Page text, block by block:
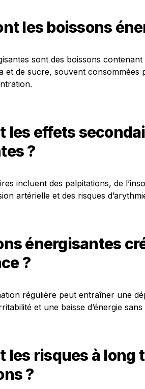
les boissons
sont des boissons
et de sucre, souvent
les effets
?
incluent des palpitations, de
artérielle et des risques
énergisantes
?
régulière peut entraîner une
et une baisse d’énergie
les risques à long
?